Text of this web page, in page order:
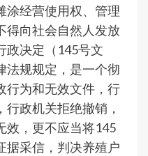
涂经营使用权、管理
得向社会自然人发放
政决定（145号文
法规规定，是一个彻
行为和无效文件，行
政机关拒绝撤销，
效，更不应当将145
据采信，判决养殖户